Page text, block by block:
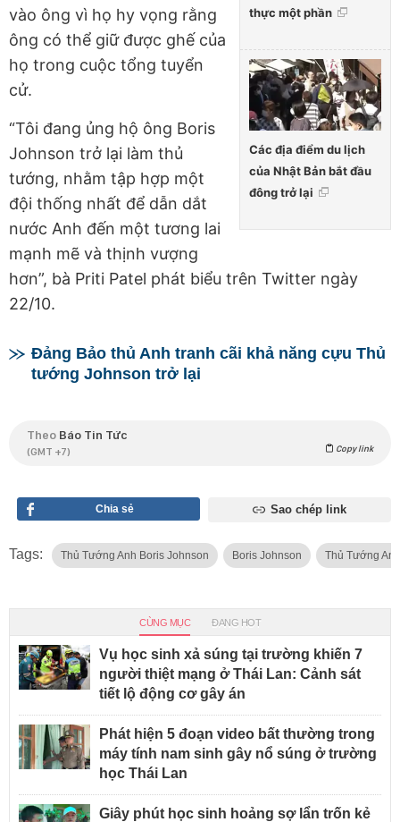
thực một phần
Các địa điểm du lịch
của Nhật Bản bắt đầu
đông trở lại
vào ông vì họ hy vọng rằng
ông có thể giữ được ghế của
họ trong cuộc tổng tuyển
cử.
“Tôi đang ủng hộ ông Boris
Johnson trở lại làm thủ
tướng, nhằm tập hợp một
đội thống nhất để dẫn dắt
nước Anh đến một tương lai
mạnh mẽ và thịnh vượng
hơn”, bà Priti Patel phát biểu trên Twitter ngày
22/10.
Đảng Bảo thủ Anh tranh cãi khả năng cựu Thủ
tướng Johnson trở lại
Theo Báo Tin Tức
(GMT +7) Copy link
Chia sẻ Sao chép link
Tags: Thủ Tướng Anh Boris Johnson Boris Johnson Thủ Tướng Anh
CÙNG MỤC ĐANG HOT
Vụ học sinh xả súng tại trường khiến 7
người thiệt mạng ở Thái Lan: Cảnh sát
tiết lộ động cơ gây án
Phát hiện 5 đoạn video bất thường trong
máy tính nam sinh gây nổ súng ở trường
học Thái Lan
Giây phút học sinh hoảng sợ lẩn trốn kẻ